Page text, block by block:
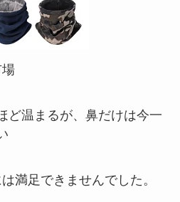
ど温まるが、鼻だけは今一
満足できませんでした。